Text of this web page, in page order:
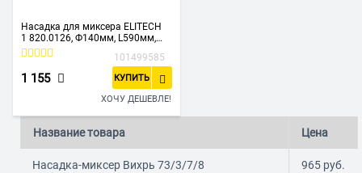
Насадка для миксера ELITECH
1 820.0126, Ф140мм, L590мм,
М14 (для краски)
101499585
1 155 КУПИТЬ
ХОЧУ ДЕШЕВЛЕ!
Название товара Цена
Насадка-миксер Вихрь 73/3/7/8
965 руб.